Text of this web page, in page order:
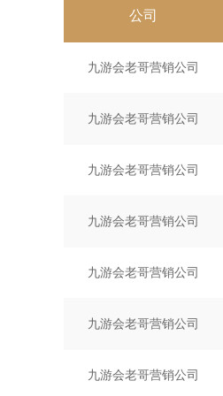
公司
九游会老哥营销公司
九游会老哥营销公司
九游会老哥营销公司
九游会老哥营销公司
九游会老哥营销公司
九游会老哥营销公司
九游会老哥营销公司